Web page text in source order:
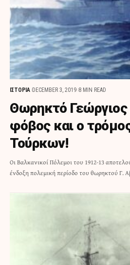
ΙΣΤΟΡΙΑ DECEMBER 3, 2019 8 MIN READ
Θωρηκτό
φόβος και ο
Τούρκων!
Οι Βαλκανικοί Πόλεμοι του 1912-13
ένδοξη πολεμική περίοδο του θωρηκτού Γ.